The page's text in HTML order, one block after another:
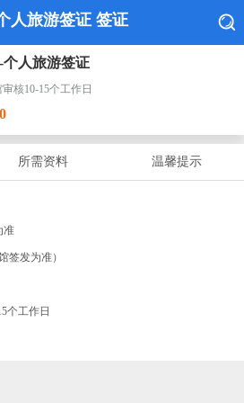
人旅游签证 签证
个人旅游签证
核10-15个工作日
所需资料 温馨提示
准
签发为准）
个工作日